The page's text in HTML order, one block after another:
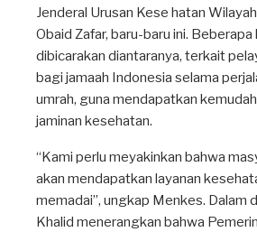
Jenderal Urusan Kese hatan
Obaid Zafar, baru-baru ini. Beberapa
dibicarakan diantaranya, terkait
bagi jamaah Indonesia selama
umrah, guna mendapatkan
jaminan kesehatan.
“Kami perlu meyakinkan bahwa
akan mendapatkan layanan
memadai”, ungkap Menkes. Dalam
Khalid menerangkan bahwa